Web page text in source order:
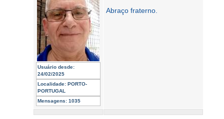
Usuário desde:
24/02/2025
Localidade: PORTO-
PORTUGAL
Mensagens: 1035
Abraço fraterno.